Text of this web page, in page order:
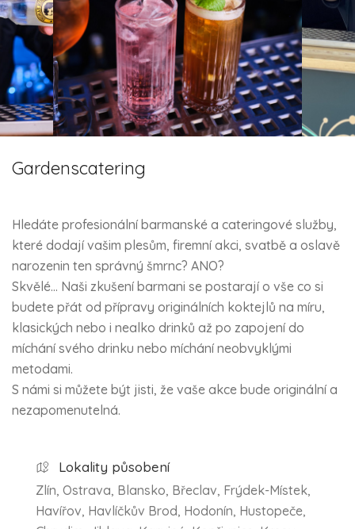
Gardenscatering
Hledáte profesionální barmanské a cateringové služby,
které dodají vašim plesům, firemní akci, svatbě a oslavě
narozenin ten správný šmrnc? ANO?
Skvělé... Naši zkušení barmani se postarají o vše co si
budete přát od přípravy originálních koktejlů na míru,
klasických nebo i nealko drinků až po zapojení do
míchání svého drinku nebo míchání neobvyklými
metodami.
S námi si můžete být jisti, že vaše akce bude originální a
nezapomenutelná.
Lokality působení
Zlín, Ostrava, Blansko, Břeclav, Frýdek-Místek,
Havířov, Havlíčkův Brod, Hodonín, Hustopeče,